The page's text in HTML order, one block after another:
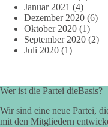
Januar 2021 (4)
Dezember 2020 (6)
Oktober 2020 (1)
September 2020 (2)
Juli 2020 (1)
Wer ist die Partei dieBasis?
Wir sind eine neue Partei,
mit den Mitgliedern